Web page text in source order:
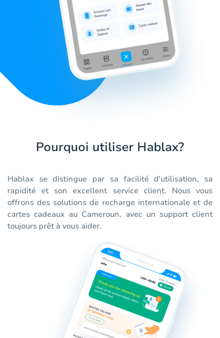
Pourquoi utiliser Hablax?
Hablax se distingue par sa facilité d'utilisation, sa
rapidité et son excellent service client. Nous vous
offrons des solutions de recharge internationale et de
cartes cadeaux au Cameroun, avec un support client
toujours prêt à vous aider.